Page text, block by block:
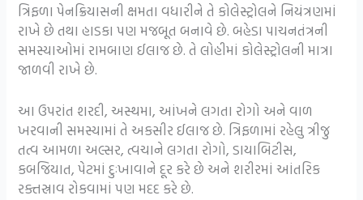
ત્રિફળા પેનક્રિયાસની ક્ષમતા વધારીને તે કોલેસ્ટ્રોલને નિયંત્રણમાં
રાખે છે તથા હાડકા પણ મજબૂત બનાવે છે. બહેડા પાચનતંત્રની
સમસ્યાઓમાં રામબાણ ઈલાજ છે. તે લોહીમાં કોલેસ્ટ્રોલની માત્રા
જાળવી રાખે છે.
આ ઉપરાંત શરદી, અસ્થમા, આંખને લગતા રોગો અને વાળ
ખરવાની સમસ્યામાં તે અકસીર ઈલાજ છે. ત્રિફળામાં રહેલુ ત્રીજુ
તત્વ આમળા અલ્સર, ત્વચાને લગતા રોગો, ડાયાબિટીસ,
કબજિયાત, પેટમાં દુઃખાવાને દૂર કરે છે અને શરીરમાં આંતરિક
રક્તસ્રાવ રોકવામાં પણ મદદ કરે છે.